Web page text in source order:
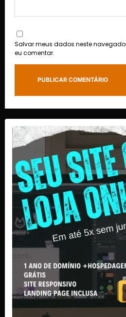
Salvar meus dados neste
eu comentar.